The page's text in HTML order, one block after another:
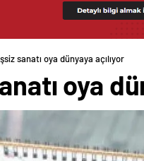
sanatı oya dünyaya açılıyor
oya